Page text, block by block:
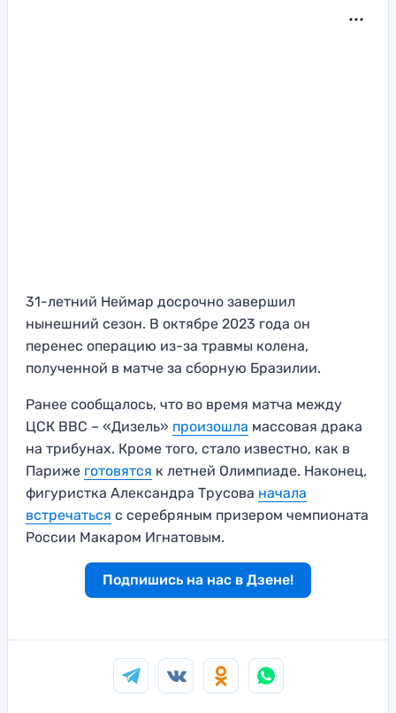
31-летний Неймар досрочно завершил
нынешний сезон. В октябре 2023 года он
перенес операцию из-за травмы колена,
полученной в матче за сборную Бразилии.
Ранее сообщалось, что во время матча между
ЦСК ВВС – «Дизель» произошла массовая драка
на трибунах. Кроме того, стало известно, как в
Париже готовятся к летней Олимпиаде. Наконец,
фигуристка Александра Трусова начала
встречаться с серебряным призером чемпионата
России Макаром Игнатовым.
Подпишись на нас в Дзене!